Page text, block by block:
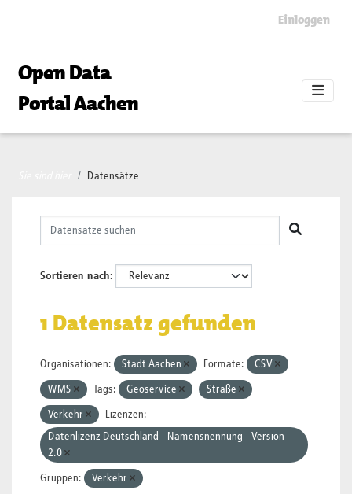
Einloggen
Open Data
Portal Aachen
Datensätze
Sortieren nach
1 Datensatz gefunden
Organisationen: Stadt Aachen Formate: CSV
WMS Tags: Geoservice Straße
Verkehr
Lizenzen:
Datenlizenz Deutschland - Namensnennung - Version
2.0
Gruppen: Verkehr